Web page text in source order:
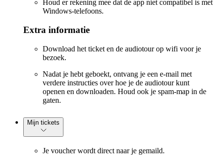
Houd er rekening mee dat de app niet compatibel is met
Windows-telefoons.
Extra informatie
Download het ticket en de audiotour op wifi voor je
bezoek.
Nadat je hebt geboekt, ontvang je een e-mail met
verdere instructies over hoe je de audiotour kunt
openen en downloaden. Houd ook je spam-map in de
gaten.
Mijn tickets
Je voucher wordt direct naar je gemaild.